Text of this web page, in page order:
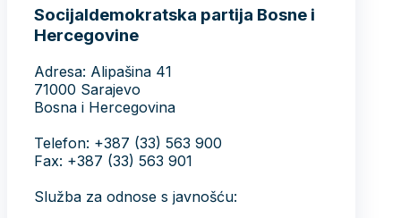
Socijaldemokratska partija Bosne i
Hercegovine
Adresa: Alipašina 41
71000 Sarajevo
Bosna i Hercegovina
Telefon: +387 (33) 563 900
Fax: +387 (33) 563 901
Služba za odnose s javnošću: